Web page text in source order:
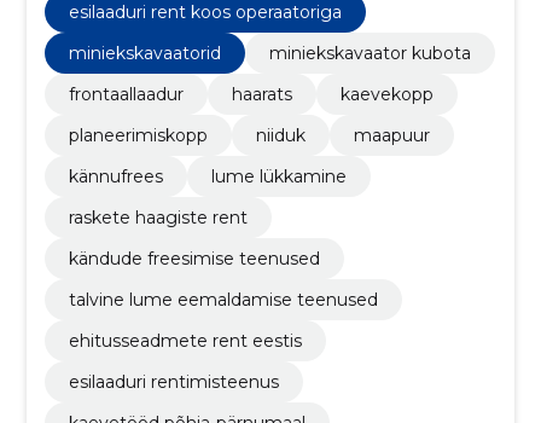
esilaaduri rent koos operaatoriga
miniekskavaatorid
miniekskavaator kubota
frontaallaadur
haarats
kaevekopp
planeerimiskopp
niiduk
maapuur
kännufrees
lume lükkamine
raskete haagiste rent
kändude freesimise teenused
talvine lume eemaldamise teenused
ehitusseadmete rent eestis
esilaaduri rentimisteenus